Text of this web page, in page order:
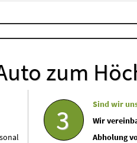
zum
3
Sind wir
Wir
Abholung